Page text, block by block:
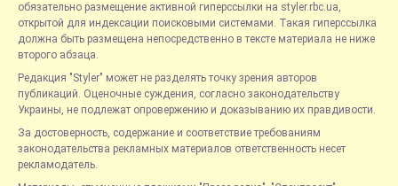
обязательно размещение активной гиперссылки на styler.rbc.ua,
открытой для индексации поисковыми системами. Такая гиперссылка
должна быть размещена непосредственно в тексте материала не ниже
второго абзаца.
Редакция "Styler" может не разделять точку зрения авторов
публикаций. Оценочные суждения, согласно законодательству
Украины, не подлежат опровержению и доказыванию их правдивости.
За достоверность, содержание и соответствие требованиям
законодательства рекламных материалов ответственность несет
рекламодатель.